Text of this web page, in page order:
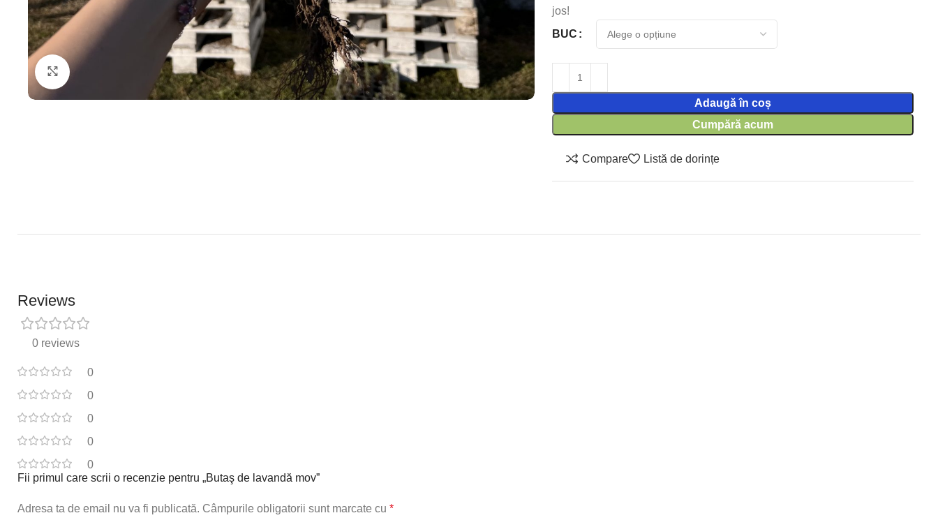
Click to enlarge
jos!
BUC
Adaugă în coș
Cumpără acum
Compare Listă de dorințe
Reviews
0 reviews
0
0
0
0
0
Fii primul care scrii o recenzie pentru „Butaş de lavandă mov”
Adresa ta de email nu va fi publicată. Câmpurile obligatorii sunt marcate cu *